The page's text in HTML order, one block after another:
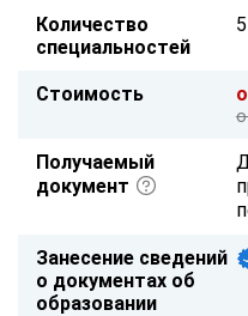
Количество
специальностей
Стоимость
Получаемый
документ
Занесение сведений
о документах об
образовании